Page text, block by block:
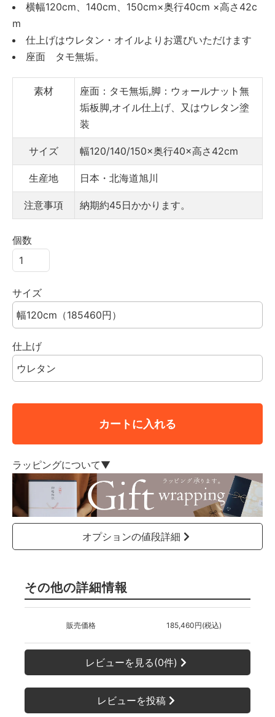
横幅120cm、140cm、150cm×奥行40cm ×高さ42c
m
仕上げはウレタン・オイルよりお選びいただけます
座面 タモ無垢。
素材
座面：タモ無垢,脚：ウォールナット無
垢板脚,オイル仕上げ、又はウレタン塗
装
サイズ 幅120/140/150×奥行40×高さ42cm
生産地 日本・北海道旭川
注意事項 納期約45日かかります。
個数
サイズ
仕上げ
カートに入れる
ラッピングについて▼
オプションの値段詳細
その他の詳細情報
販売価格 185,460円(税込)
レビューを見る(0件)
レビューを投稿